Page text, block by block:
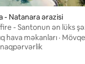
4,94/5, 50 rəy
- Natanara ərazisi
- Santonun ən lüks
hava məkanları · Mövqe